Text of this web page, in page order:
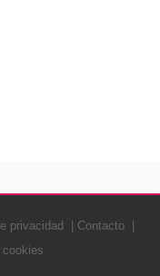
privacidad
Contacto
cookies